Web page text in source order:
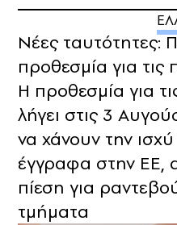
Νέες ταυτότητες:
προθεσμία για τις
Η προθεσμία για
λήγει στις 3
να χάνουν την
έγγραφα στην ΕΕ,
πίεση για
τμήματα